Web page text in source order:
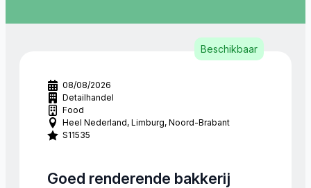
08/08/2026
Detailhandel
Food
Heel Nederland Limburg Noord-Brabant
S11535
Goed renderende bakkerij
Beschikbaar